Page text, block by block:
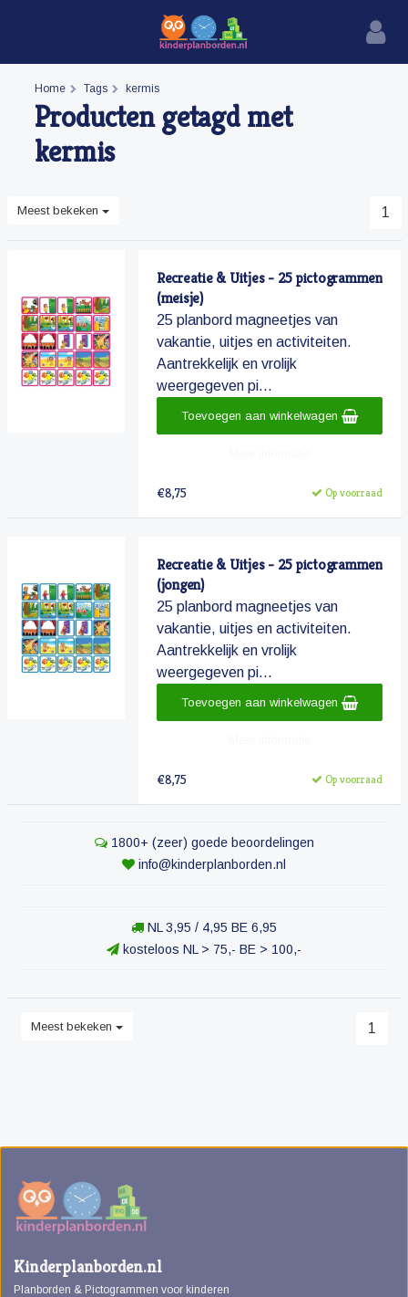
Home Tags kermis
Producten getagd met
kermis
Meest bekeken 1
Recreatie & Uitjes - 25 pictogrammen
(meisje)
25 planbord magneetjes van
vakantie, uitjes en activiteiten.
Aantrekkelijk en vrolijk
weergegeven pi...
€8,75 Op voorraad
Toevoegen aan winkelwagen
Recreatie & Uitjes - 25 pictogrammen
(jongen)
25 planbord magneetjes van
vakantie, uitjes en activiteiten.
Aantrekkelijk en vrolijk
weergegeven pi...
€8,75 Op voorraad
Toevoegen aan winkelwagen
1800+ (zeer) goede beoordelingen
info@kinderplanborden.nl
NL 3,95 / 4,95 BE 6,95
kosteloos NL > 75,- BE > 100,-
Meest bekeken 1
Kinderplanborden.nl
Planborden & Pictogrammen voor kinderen